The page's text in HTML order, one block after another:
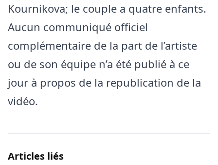
Kournikova; le couple a quatre enfants.
Aucun communiqué officiel
complémentaire de la part de l’artiste
ou de son équipe n’a été publié à ce
jour à propos de la republication de la
vidéo.
Articles liés